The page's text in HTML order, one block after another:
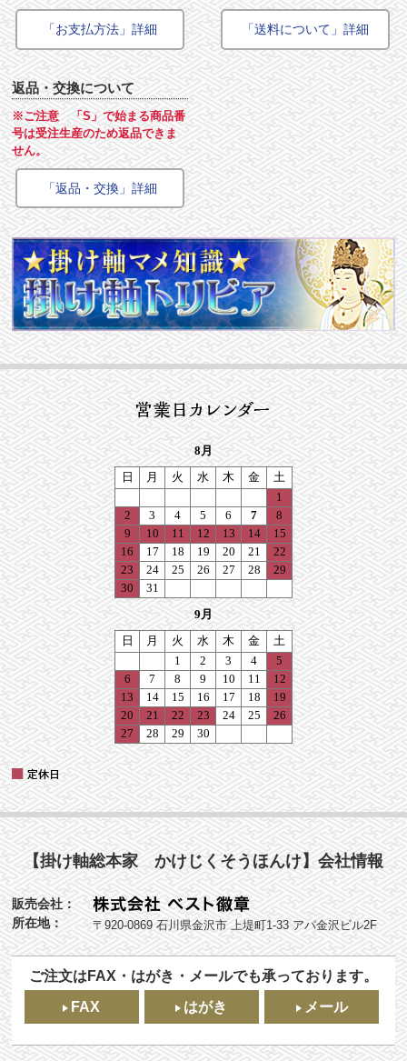
「お支払方法」詳細 「送料について」詳細
返品・交換について
※ご注意 「S」で始まる商品番
号は受注生産のため返品できま
せん。
「返品・交換」詳細
【掛け軸総本家 かけじくそうほんけ】会社情報
販売会社：
所在地：
〒920-0869 石川県金沢市 上堤町1-33 アパ金沢ビル2F
ご注文はFAX・はがき・メールでも承っております。
FAX
はがき メール